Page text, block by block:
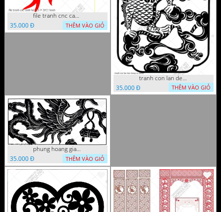
file tranh cnc canh hoa 21 9 2022 hanh
35.000 Đ
THÊM VÀO GIỎ
tranh con lan den trang co
35.000 Đ
THÊM VÀO GIỎ
phung hoang giao thu cnc
35.000 Đ
THÊM VÀO GIỎ